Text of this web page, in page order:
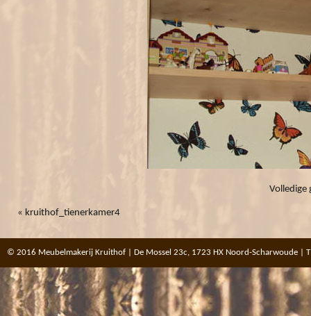
« kruithof_tienerkamer4
© 2016 Meubelmakerij Kruithof | De Mossel 23c, 1723 HX Noord-Scharwoude |